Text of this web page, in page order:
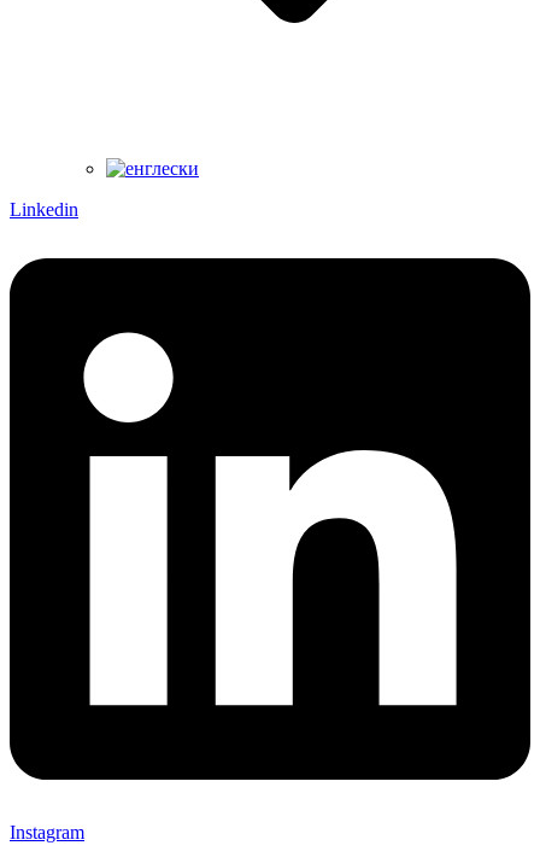
Linkedin
Instagram